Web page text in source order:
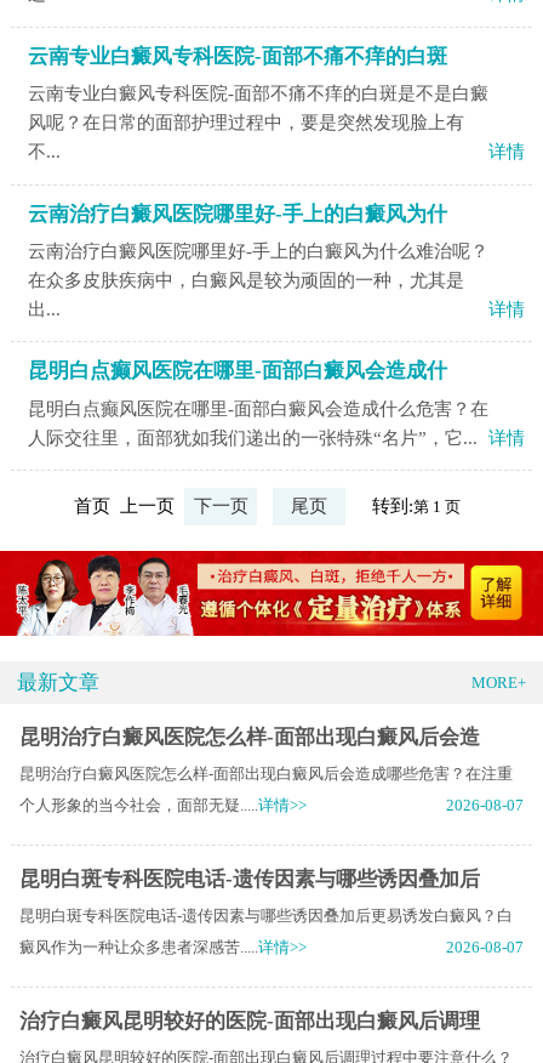
云南专业白癜风专科医院-面部不痛不痒的白斑
云南专业白癜风专科医院-面部不痛不痒的白斑是不是白癜
风呢？在日常的面部护理过程中，要是突然发现脸上有
不...
详情
云南治疗白癜风医院哪里好-手上的白癜风为什
云南治疗白癜风医院哪里好-手上的白癜风为什么难治呢？
在众多皮肤疾病中，白癜风是较为顽固的一种，尤其是
出...
详情
昆明白点癫风医院在哪里-面部白癜风会造成什
昆明白点癫风医院在哪里-面部白癜风会造成什么危害？在
人际交往里，面部犹如我们递出的一张特殊“名片”，它...
详情
首页 上一页 下一页 尾页 转到:
最新文章 MORE+
昆明治疗白癜风医院怎么样-面部出现白癜风后会造
昆明治疗白癜风医院怎么样-面部出现白癜风后会造成哪些危害？在注重
个人形象的当今社会，面部无疑.....详情>> 2026-08-07
昆明白斑专科医院电话-遗传因素与哪些诱因叠加后
昆明白斑专科医院电话-遗传因素与哪些诱因叠加后更易诱发白癜风？白
癜风作为一种让众多患者深感苦.....详情>> 2026-08-07
治疗白癜风昆明较好的医院-面部出现白癜风后调理
治疗白癜风昆明较好的医院-面部出现白癜风后调理过程中要注意什么？